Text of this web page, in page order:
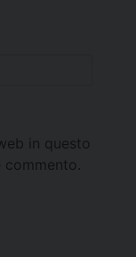
in questo
commento.